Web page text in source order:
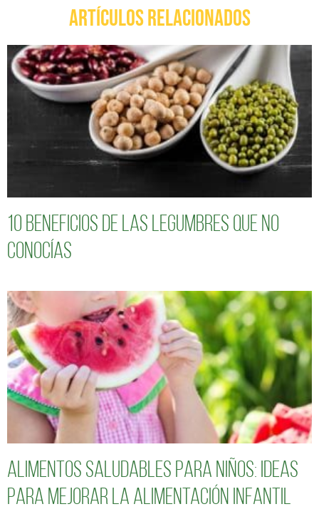
ARTÍCULOS RELACIONADOS
10 Beneficios de las legumbres que no
conocías
Alimentos saludables para niños: Ideas
para mejorar la alimentación infantil